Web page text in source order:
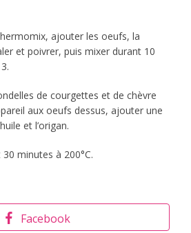
ajouter les oeufs, la
et poivrer, puis mixer durant 10
de courgettes et de chèvre
aux oeufs dessus, ajouter une
et l’origan.
minutes à 200°C.
Facebook